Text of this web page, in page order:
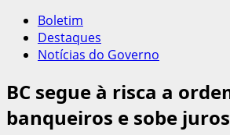
Boletim
Destaques
Notícias do Governo
BC segue à risca a
banqueiros e sobe